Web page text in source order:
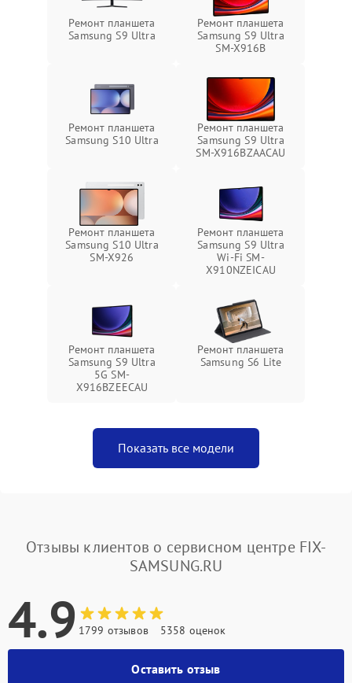
Ремонт планшета
Samsung S9 Ultra
Ремонт планшета
Samsung S9 Ultra
SM-X916B
Ремонт планшета
Samsung S10 Ultra
Ремонт планшета
Samsung S9 Ultra
SM-X916BZAACAU
Ремонт планшета
Samsung S10 Ultra
SM-X926
Ремонт планшета
Samsung S9 Ultra
Wi-Fi SM-
X910NZEICAU
Ремонт планшета
Samsung S9 Ultra
5G SM-
X916BZEECAU
Ремонт планшета
Samsung S6 Lite
Показать все модели
Отзывы клиентов о сервисном центре FIX-
SAMSUNG.RU
4.9 1799 отзывов 5358 оценок
Оставить отзыв